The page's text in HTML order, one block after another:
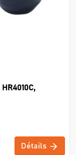
Détails